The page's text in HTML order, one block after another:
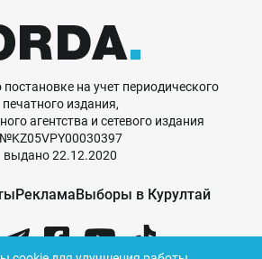
постановке на учет периодического
печатного издания,
агентства и сетевого издания
№KZ05VPY00030397
выдано 22.12.2020
РекламаВыборы в Курултай